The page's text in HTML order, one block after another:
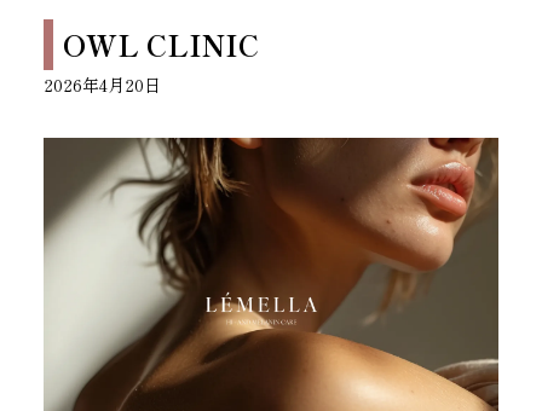
OWL CLINIC
2026年4月20日